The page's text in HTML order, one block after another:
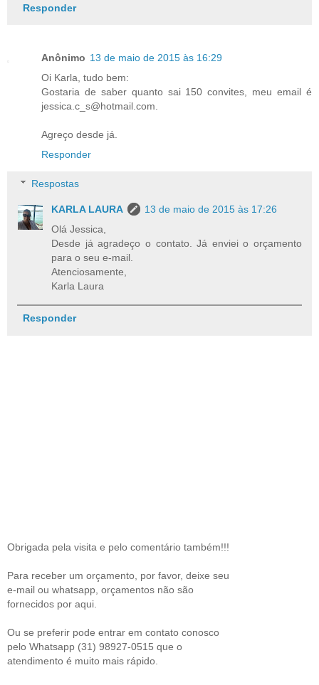
Responder
Anônimo 13 de maio de 2015 às 16:29
Oi Karla, tudo bem:
Gostaria de saber quanto sai 150 convites, meu email é
jessica.c_s@hotmail.com.
Agreço desde já.
Responder
Respostas
KARLA LAURA
13 de maio de 2015 às 17:26
Olá Jessica,
Desde já agradeço o contato. Já enviei o orçamento
para o seu e-mail.
Atenciosamente,
Karla Laura
Responder
Obrigada pela visita e pelo comentário também!!!
Para receber um orçamento, por favor, deixe seu
e-mail ou whatsapp, orçamentos não são
fornecidos por aqui.
Ou se preferir pode entrar em contato conosco
pelo Whatsapp (31) 98927-0515 que o
atendimento é muito mais rápido.